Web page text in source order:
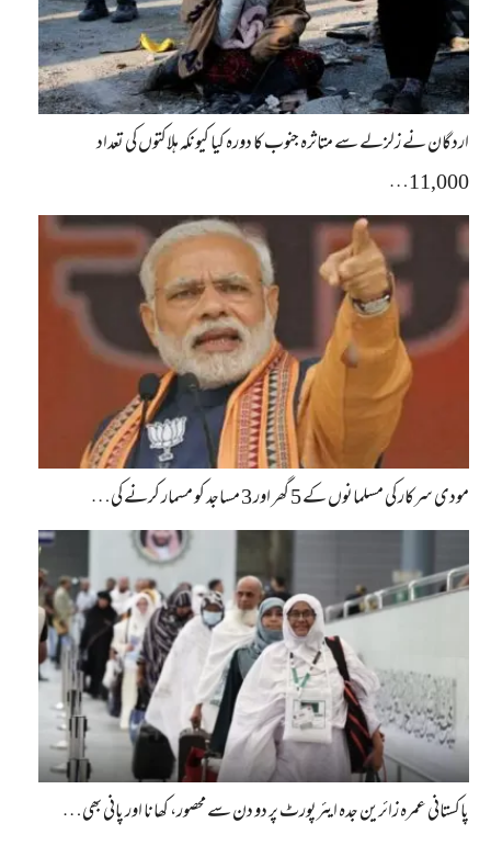
اردگان نے زلزلے سے متاثرہ جنوب کا دورہ کیا کیونکہ ہلاکتوں کی تعداد
11,000…
مودی سرکار کی مسلمانوں کے 5 گھر اور 3 مساجد کو مسمار کرنے کی…
پاکستانی عمرہ زائرین جدہ ایئرپورٹ پر دو دن سے محصور، کھانا اور پانی بھی…